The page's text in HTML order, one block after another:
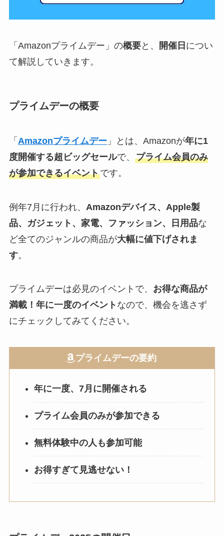
「Amazonプライムデー」の概要と、 開催日 につい
て解説していきます。
プライムデーの概要
「 Amazonプライムデー」とは、Amazonが年に1
度開催する超ビッグセールで、 プライム会員のみ
が参加できるイベントです。
例年7月に行われ、 Amazonデバイス、Apple製
品、ガジェット、家電、ファッション、日用品な
ど全てのジャンルの商品が大幅に値下げされま
す。
プライムデーは必見のイベントで、 お得な商品が
満載！年に一度のイベント なので、機会を逃さず
にチェックしてみてください。
プライムデーの要約
年に一度、7月に開催される
プライム会員のみが参加できる
無料体験中の人も参加可能
お得すぎて見逃せない！